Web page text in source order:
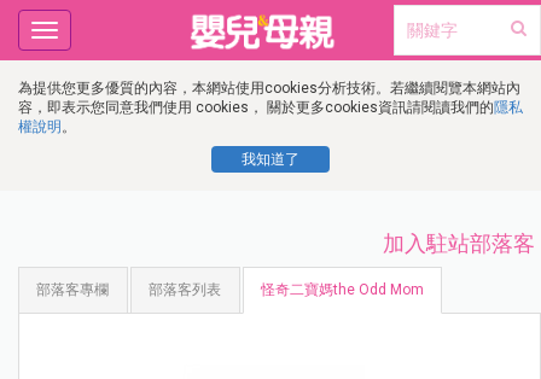
為提供您更多優質的內容，本網站使用cookies分析技術。若繼續閱覽本網站內
容，即表示您同意我們使用 cookies， 關於更多cookies資訊請閱讀我們的隱私
權說明 。
我知道了
Toggle
navigation
加入駐站部落客
部落客專欄 部落客列表 怪奇二寶媽the Odd Mom